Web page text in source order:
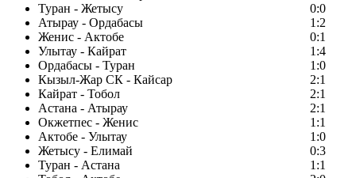
Туран - Жетысу
0:0
Атырау - Ордабасы
1:2
Женис - Актобе
0:1
Улытау - Кайрат
1:4
Ордабасы - Туран
1:0
Кызыл-Жар СК - Кайсар
2:1
Кайрат - Тобол
2:1
Астана - Атырау
2:1
Окжетпес - Женис
1:1
Актобе - Улытау
1:0
Жетысу - Елимай
0:3
Туран - Астана
1:1